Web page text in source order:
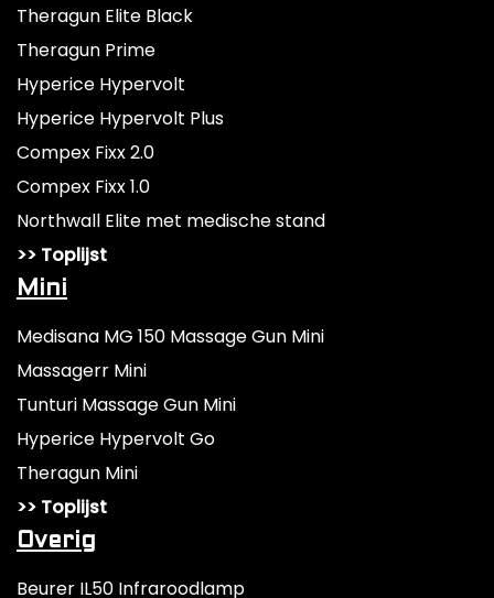
Theragun Elite Black
Theragun Prime
Hyperice Hypervolt
Hyperice Hypervolt Plus
Compex Fixx 2.0
Compex Fixx 1.0
Northwall Elite met medische stand
>> Toplijst
Mini
Medisana MG 150 Massage Gun Mini
Massagerr Mini
Tunturi Massage Gun Mini
Hyperice Hypervolt Go
Theragun Mini
>> Toplijst
Overig
Beurer IL50 Infraroodlamp